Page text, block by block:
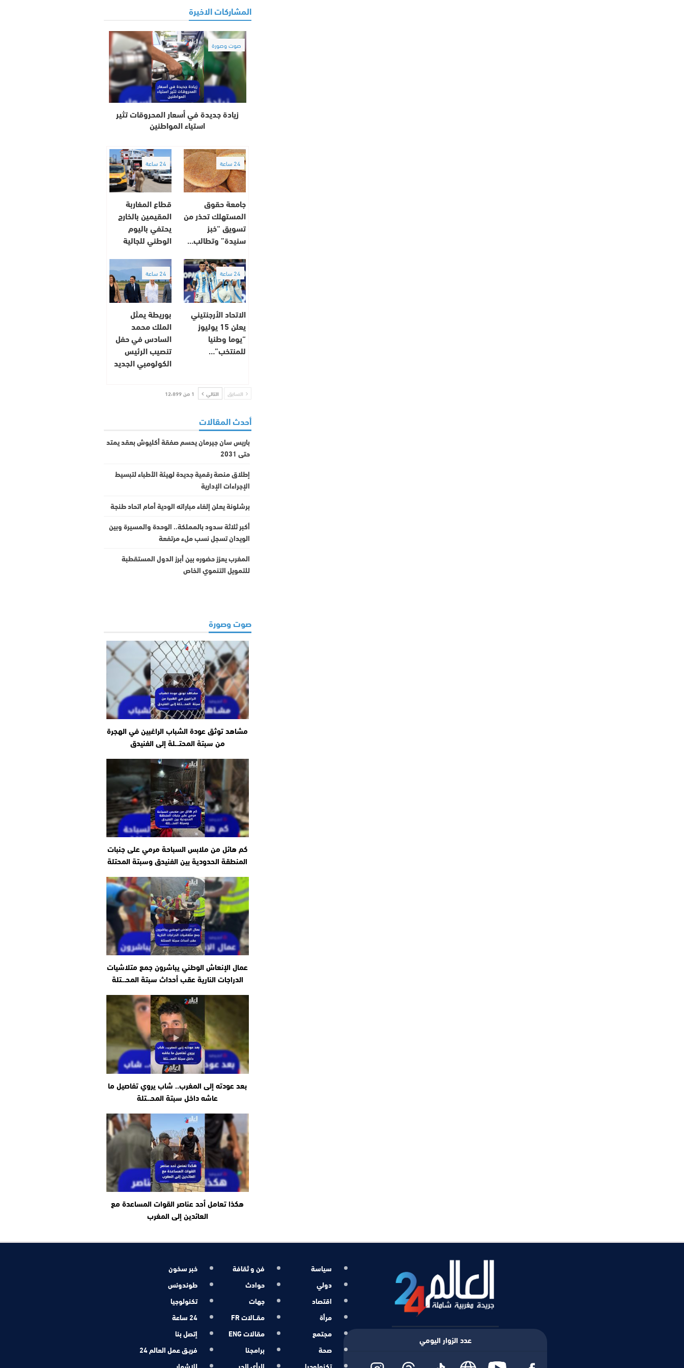
المشاركات الاخيرة
صوت وصورة
زيادة جديدة في أسعار المحروقات تثير
استياء المواطنين
24 ساعة
جامعة حقوق
المستهلك تحذر من
تسويق “خبز
سنيدة” وتطالب…
24 ساعة
قطاع المغاربة
المقيمين بالخارج
يحتفي باليوم
الوطني للجالية
24 ساعة
الاتحاد الأرجنتيني
يعلن 15 يوليوز
“يوما وطنيا
للمنتخب”…
24 ساعة
بوريطة يمثل
الملك محمد
السادس في حفل
تنصيب الرئيس
الكولومبي الجديد
السابق التالي 1 من 12٬899
أحدث المقالات
باريس سان جيرمان يحسم صفقة أكليوش بعقد يمتد
حتى 2031
إطلاق منصة رقمية جديدة لهيئة الأطباء لتبسيط
الإجراءات الإدارية
برشلونة يعلن إلغاء مباراته الودية أمام اتحاد طنجة
أكبر ثلاثة سدود بالمملكة.. الوحدة والمسيرة وبين
الويدان تسجل نسب ملء مرتفعة
المغرب يعزز حضوره بين أبرز الدول المستقطبة
للتمويل التنموي الخاص
صوت وصورة
مشاهد توثق عودة الشباب الراغبين في الهجرة
من سبتة المحتـ.ـلة إلى الفنيدق
كم هائل من ملابس السباحة مرمي على جنبات
المنطقة الحدودية بين الفنيدق وسبتة المحتلة
عمال الإنعاش الوطني يباشرون جمع متلاشيات
الدراجات النارية عقب أحداث سبتة المحـ.ـتلة
بعد عودته إلى المغرب.. شاب يروي تفاصيل ما
عاشه داخل سبتة المحـ.ـتلة
هكذا تعامل أحد عناصر القوات المساعدة مع
العائدين إلى المغرب
عدد الزوار اليومي
سياسة
دولي
اقتصاد
مرأة
مجتمع
صحة
فن و ثقافة
حوادث
جهات
مقــالات FR
مقالات ENG
برامجنا
خبر سخون
طوندونس
تكنولوجيا
24 ساعة
إتصل بنا
فريـق عمل العالم 24